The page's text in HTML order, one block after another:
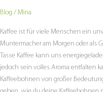
Blog / Mina
Kaffee ist für viele Menschen ein
Muntermacher am Morgen oder als
Tasse Kaffee kann uns
jedoch sein volles Aroma entfalten
Kaffeebohnen von großer